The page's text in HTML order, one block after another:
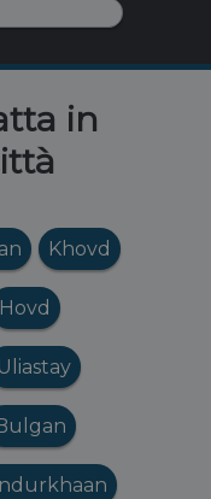
in
Khovd
Hovd
Uliastay